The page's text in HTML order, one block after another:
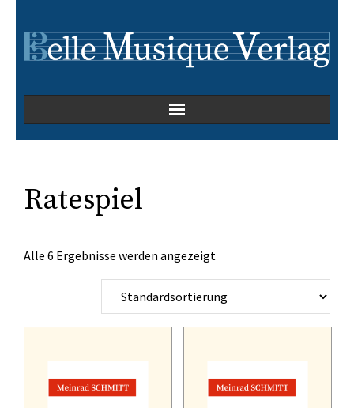
Home
Oper
Orchesterwerke
Tonträger (Audio-Video)
Ratespiel
Alle 6 Ergebnisse werden angezeigt